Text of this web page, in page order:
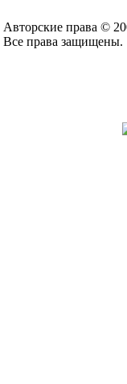
Авторские права ©
Все права защищены.